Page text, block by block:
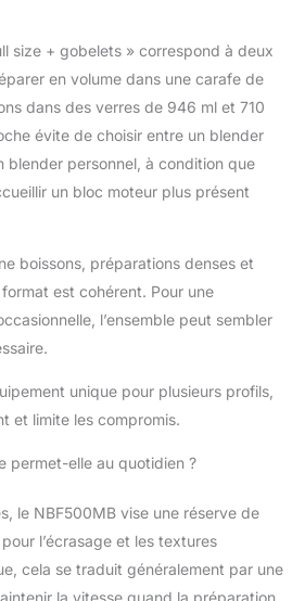
fonction d'extraction
des nutriments vous
permettent de contrôler
idealement le
matières premières,
d'une simple pression
(1) carafe de 1,9l, (1)
moteur 1200W, (1)
tasse de 1800ml, (2)
couvercles de
transport avec bec
en acier inoxydable, (1)
pilon (1) tasse de 700ml
de 900ml [CONTRÔLE
entre les différentes
vitesses de précision
ou le mode pulsé de ce
blender multifonctions
size + gobelets » correspond à deux
en volume dans une carafe de
dans des verres de 946 ml et 710
évite de choisir entre un blender
blender personnel, à condition que
un bloc moteur plus présent
boissons, préparations denses et
est cohérent. Pour une
l’ensemble peut sembler
unique pour plusieurs profils,
et limite les compromis.
permet-elle au quotidien ?
le NBF500MB vise une réserve de
l’écrasage et les textures
cela se traduit généralement par une